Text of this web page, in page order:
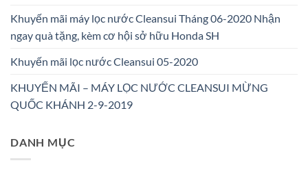
Khuyến mãi máy lọc nước Cleansui Tháng 06-2020 Nhận
ngay quà tặng, kèm cơ hội sở hữu Honda SH
Khuyến mãi lọc nước Cleansui 05-2020
KHUYẾN MÃI – MÁY LỌC NƯỚC CLEANSUI MỪNG
QUỐC KHÁNH 2-9-2019
DANH MỤC